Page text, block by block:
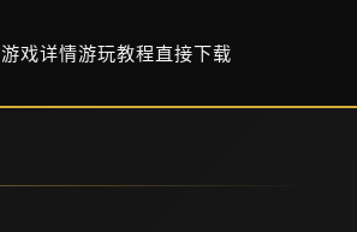
游戏详情游玩教程直接下载